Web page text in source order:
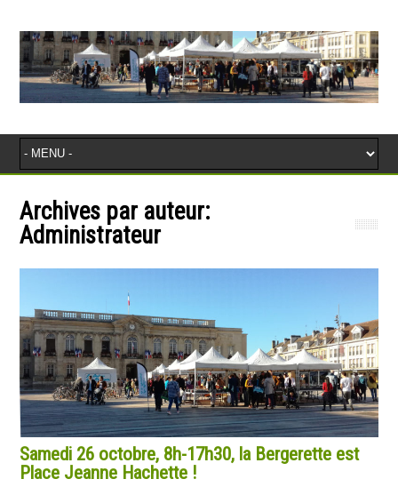
Archives par auteur:
Administrateur
Samedi 26 octobre, 8h-17h30, la Bergerette est
Place Jeanne Hachette !